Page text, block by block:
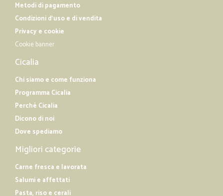
Metodi di pagamento
Condizioni d'uso e di vendita
Privacy e cookie
Cookie banner
Cicalia
Chi siamo e come funziona
Programma Cicalia
Perché Cicalia
Dicono di noi
Dove spediamo
Migliori categorie
Carne fresca e lavorata
Salumi e affettati
Pasta, riso e cerali